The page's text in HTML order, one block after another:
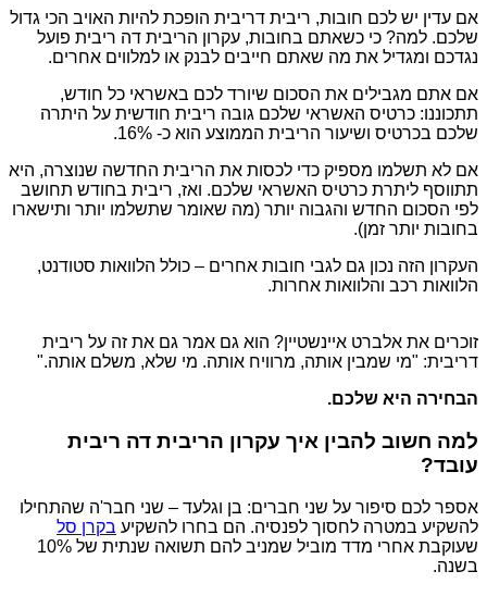
אם עדין יש לכם חובות, ריבית דריבית הופכת להיות האויב הכי גדול
שלכם. למה? כי כשאתם בחובות, עקרון הריבית דה ריבית פועל
נגדכם ומגדיל את מה שאתם חייבים לבנק או למלווים אחרים.
אם אתם מגבילים את הסכום שיורד לכם באשראי כל חודש,
תתכוננו: כרטיס האשראי שלכם גובה ריבית חודשית על היתרה
שלכם בכרטיס ושיעור הריבית הממוצע הוא כ- 16%.
אם לא תשלמו מספיק כדי לכסות את הריבית החדשה שנוצרה, היא
תתווסף ליתרת כרטיס האשראי שלכם. ואז, ריבית בחודש תחושב
לפי הסכום החדש והגבוה יותר (מה שאומר שתשלמו יותר ותישארו
בחובות יותר זמן).
העקרון הזה נכון גם לגבי חובות אחרים – כולל הלוואות סטודנט,
הלוואות רכב והלוואות אחרות.
זוכרים את אלברט איינשטיין? הוא גם אמר גם את זה על ריבית
דריבית: "מי שמבין אותה, מרוויח אותה. מי שלא, משלם אותה."
הבחירה היא שלכם.
למה חשוב להבין איך עקרון הריבית דה ריבית
עובד?
אספר לכם סיפור על שני חברים: בן וגלעד – שני חבר'ה שהתחילו
להשקיע במטרה לחסוך לפנסיה. הם בחרו להשקיע בקרן סל
שעוקבת אחרי מדד מוביל שמניב להם תשואה שנתית של 10%
בשנה.